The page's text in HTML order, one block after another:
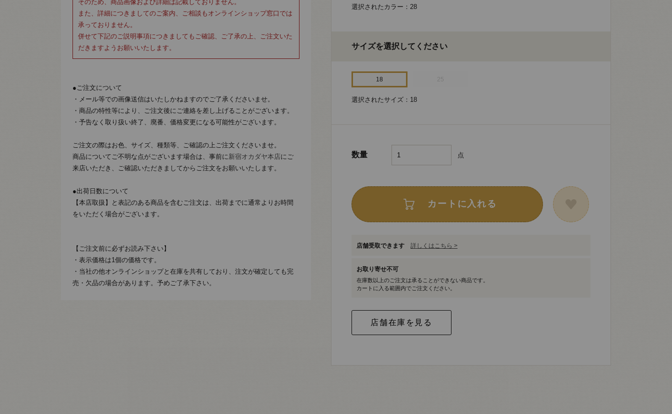
そのため、商品画像および詳細は記載しておりません。
また、詳細につきましてのご案内、ご相談もオンラインショップ窓口では
承っておりません。
併せて下記のご説明事項につきましてもご確認、ご了承の上、ご注文いた
だきますようお願いいたします。
●ご注文について
・メール等での画像送信はいたしかねますのでご了承くださいませ。
・商品の特性等により、ご注文後にご連絡を差し上げることがございます。
・予告なく取り扱い終了、廃番、価格変更になる可能性がございます。
ご注文の際はお色、サイズ、種類等、ご確認の上ご注文くださいませ。
商品についてご不明な点がございます場合は、事前に 新宿オカダヤ本店にご
来店いただき、ご確認いただきましてからご注文をお願いいたします。
●出荷日数について
【本店取扱】と表記のある商品を含むご注文は、出荷までに通常よりお時間
をいただく場合がございます。
【ご注文前に必ずお読み下さい】
・表示価格は1個の価格です。
・当社の他オンラインショップと在庫を共有しており、注文が確定しても完
売・欠品の場合があります。予めご了承下さい。
選択されたカラー：28
サイズを選択してください
18 25
選択されたサイズ：18
数量 点
カートに入れる
店舗受取できます 詳しくはこちら >
お取り寄せ不可
在庫数以上のご注文は承ることができない商品です。
カートに入る範囲内でご注文ください。